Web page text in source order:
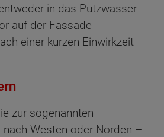
in das Putzwasser
auf der Fassade
einer kurzen Einwirkzeit
zur sogenannten
Westen oder Norden –